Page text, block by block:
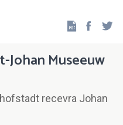
Museeuw
recevra Johan